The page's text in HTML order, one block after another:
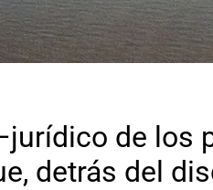
de los
detrás del